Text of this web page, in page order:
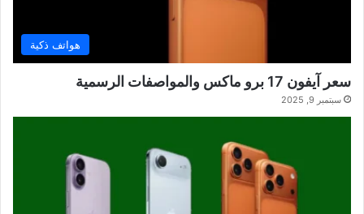
هواتف ذكية
سعر آيفون 17 برو ماكس والمواصفات الرسمية
سبتمبر 9, 2025